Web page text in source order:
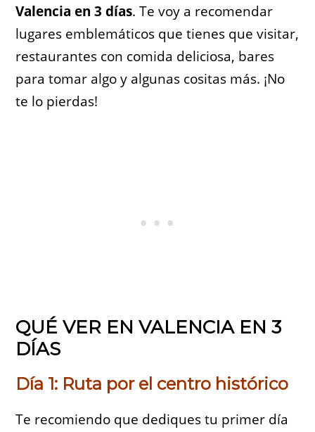
Valencia en 3 días. Te voy a recomendar
lugares emblemáticos que tienes que visitar,
restaurantes con comida deliciosa, bares
para tomar algo y algunas cositas más. ¡No
te lo pierdas!
QUÉ VER EN VALENCIA EN 3
DÍAS
Día 1: Ruta por el centro histórico
Te recomiendo que dediques tu primer día